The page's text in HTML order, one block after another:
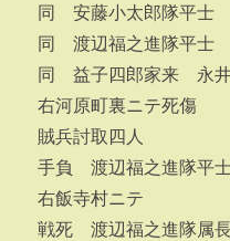
同 安藤小太郎隊平士
同 渡辺福之進隊平士
同 益子四郎家来 永井
右河原町裏ニテ死傷
賊兵討取四人
手負 渡辺福之進隊平
右飯寺村ニテ
戦死 渡辺福之進隊属